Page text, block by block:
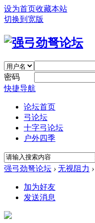
设为首页收藏本站
切换到宽版
密码
快捷导航
论坛首页
弓论坛
十字弓论坛
户外四季
强弓劲弩论坛 › 无视阻力 ›
加为好友
发送消息